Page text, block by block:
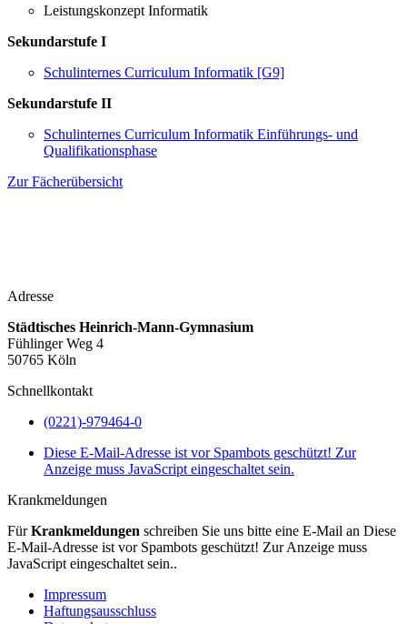
Leistungskonzept Informatik
Sekundarstufe I
Schulinternes Curriculum Informatik [G9]
Sekundarstufe II
Schulinternes Curriculum Informatik Einführungs- und
Qualifikationsphase
Zur Fächerübersicht
Adresse
Städtisches Heinrich-Mann-Gymnasium
Fühlinger Weg 4
50765 Köln
Schnellkontakt
(0221)-979464-0
Diese E-Mail-Adresse ist vor Spambots geschützt! Zur
Anzeige muss JavaScript eingeschaltet sein.
Krankmeldungen
FürKrankmeldungen schreiben Sie uns bitte eine E-Mail an Diese
E-Mail-Adresse ist vor Spambots geschützt! Zur Anzeige muss
JavaScript eingeschaltet sein..
Impressum
Haftungsausschluss